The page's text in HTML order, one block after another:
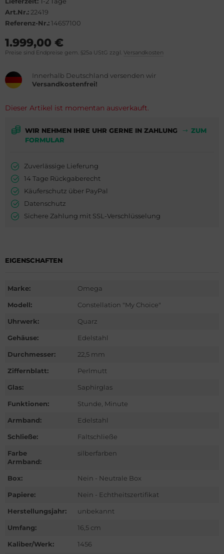
Art.Nr.: 22419
Referenz-Nr.:14657100
1.999,00 €
Preise sind Endpreise gem. §25a UStG zzgl. Versandkosten
Innerhalb Deutschland versenden wir
Versandkostenfrei!
Dieser Artikel ist momentan ausverkauft.
WIR NEHMEN IHRE UHR GERNE IN ZAHLUNG
ZUM
FORMULAR
Zuverlässige Lieferung
14 Tage Rückgaberecht
Käuferschutz über PayPal
Datenschutz
Sichere Zahlung mit SSL-Verschlüsselung
EIGENSCHAFTEN
Marke: Omega
Modell: Constellation "My Choice"
Uhrwerk: Quarz
Gehäuse: Edelstahl
Durchmesser: 22,5 mm
Ziffernblatt: Perlmutt
Glas: Saphirglas
Funktionen: Stunde, Minute
Armband: Edelstahl
Schließe: Faltschließe
Farbe
Armband:
silberfarben
Box: Nein - Neutrale Box
Papiere: Nein - Echtheitszertifikat
Herstellungsjahr: unbekannt
Umfang: 16,5 cm
Kaliber/Werk: 1456
Lemans
LeCoultre
Heuer
Dubuis
Heuer